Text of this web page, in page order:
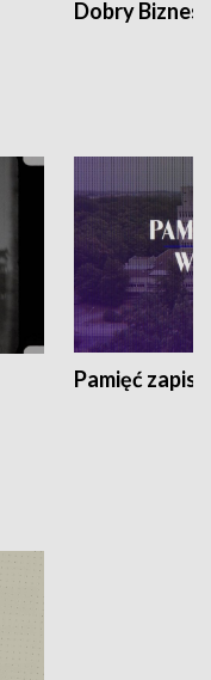
Dobry Biznes
Pamięć